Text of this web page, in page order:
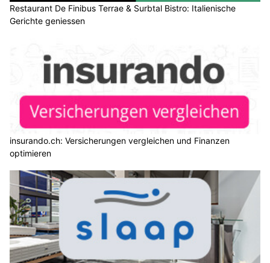
Restaurant De Finibus Terrae & Surbtal Bistro: Italienische
Gerichte geniessen
insurando.ch: Versicherungen vergleichen und Finanzen
optimieren